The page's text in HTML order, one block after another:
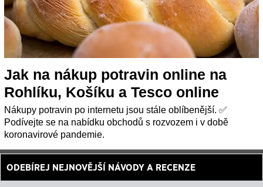
Jak na nákup potravin online na
Rohlíku, Košíku a Tesco online
Nákupy potravin po internetu jsou stále oblíbenější. ✅
Podívejte se na nabídku obchodů s rozvozem i v době
koronavirové pandemie.
ODEBÍREJ NEJNOVĚJŠÍ NÁVODY A RECENZE